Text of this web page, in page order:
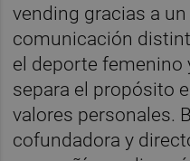
vending gracias a
comunicación
el deporte femenino
separa el propósito
valores personales.
cofundadora y